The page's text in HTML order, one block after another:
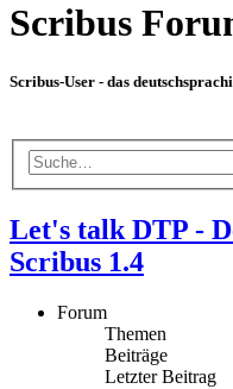
Scribus
Scribus-User - das
Let's talk DTP -
Scribus 1.4
Forum
Themen
Beiträge
Letzter Beitrag